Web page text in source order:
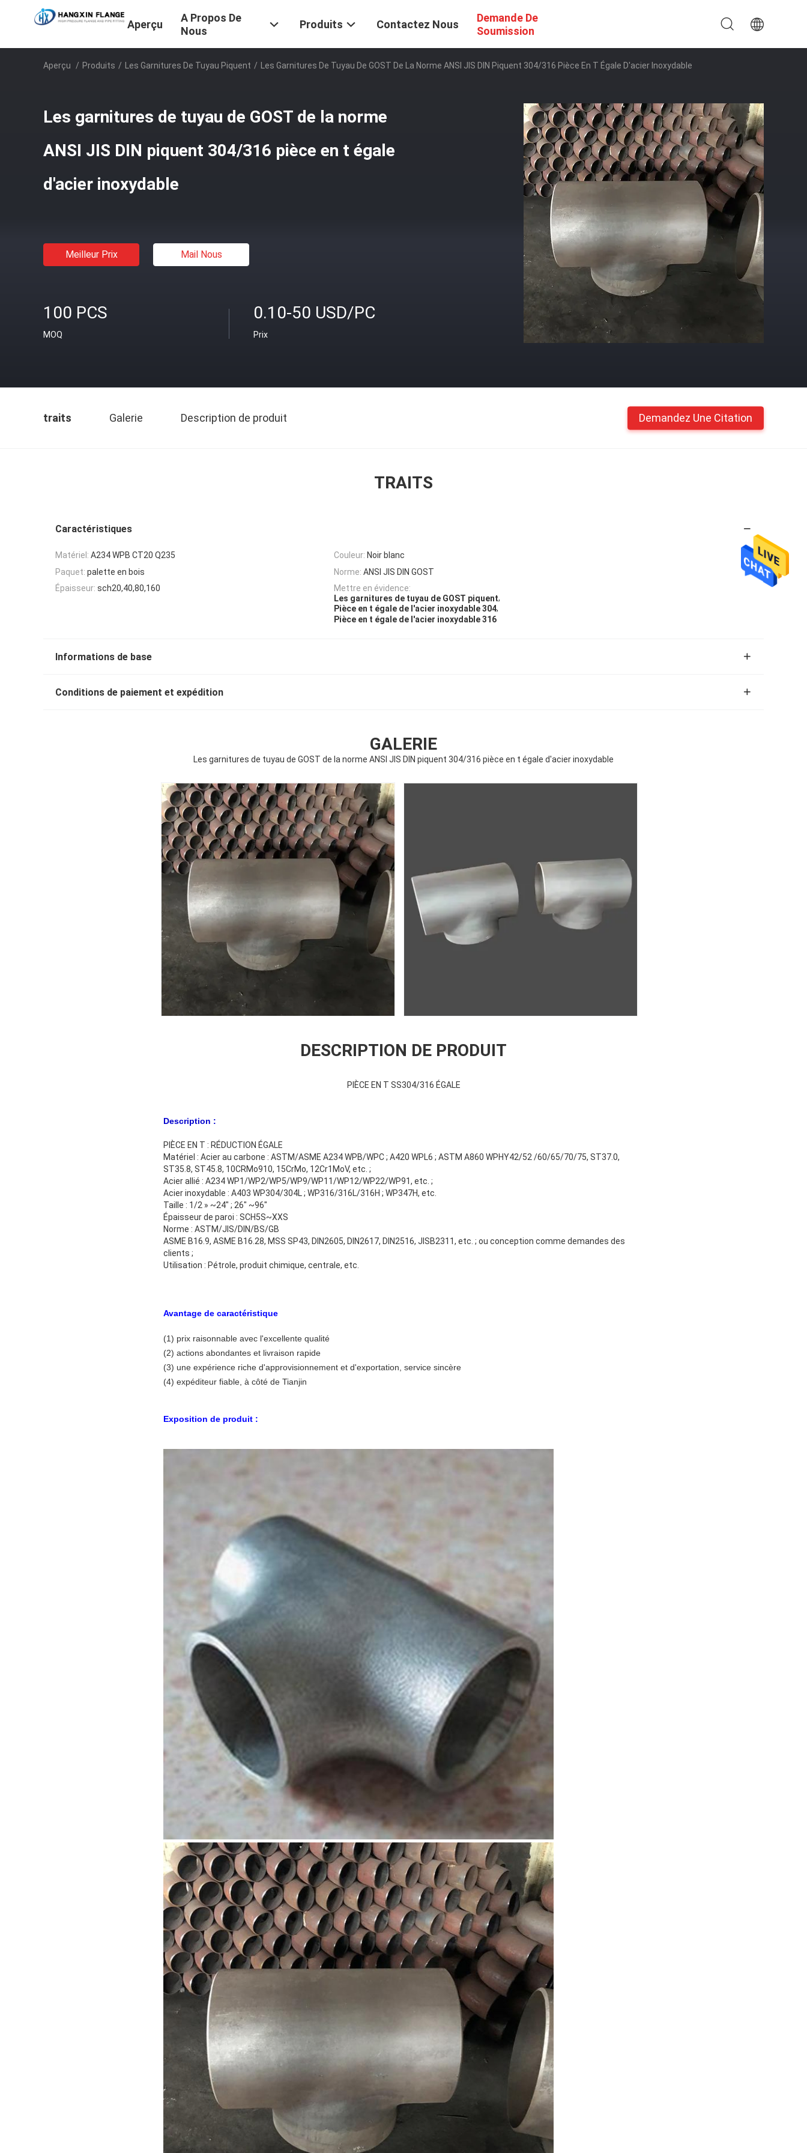
Laisser un message
SOUMETTRE
Aperçu
A Propos De
Nous
Produits Contactez Nous
Demande De
Soumission
Aperçu / Produits / Les Garnitures De Tuyau Piquent / Les Garnitures De Tuyau De GOST De La Norme ANSI JIS DIN Piquent 304/316 Pièce En T Égale D'acier Inoxydable
Les garnitures de tuyau de GOST de la norme
ANSI JIS DIN piquent 304/316 pièce en t égale
d'acier inoxydable
Meilleur Prix Mail Nous
100 PCS
MOQ
0.10-50 USD/PC
Prix
traits Galerie Description de produit Demandez Une Citation
TRAITS
Caractéristiques
Matériel: A234 WPB CT20 Q235 Couleur: Noir blanc
Paquet: palette en bois Norme: ANSI JIS DIN GOST
Épaisseur: sch20,40,80,160
Mettre en évidence:
Les garnitures de tuyau de GOST piquent,
Pièce en t égale de l'acier inoxydable 304,
Pièce en t égale de l'acier inoxydable 316
Informations de base
Conditions de paiement et expédition
GALERIE
Les garnitures de tuyau de GOST de la norme ANSI JIS DIN piquent 304/316 pièce en t égale d'acier inoxydable
DESCRIPTION DE PRODUIT
PIÈCE EN T SS304/316 ÉGALE
Description :
PIÈCE EN T : RÉDUCTION ÉGALE
Matériel : Acier au carbone : ASTM/ASME A234 WPB/WPC ; A420 WPL6 ; ASTM A860 WPHY42/52 /60/65/70/75, ST37.0,
ST35.8, ST45.8, 10CRMo910, 15CrMo, 12Cr1MoV, etc. ;
Acier allié : A234 WP1/WP2/WP5/WP9/WP11/WP12/WP22/WP91, etc. ;
Acier inoxydable : A403 WP304/304L ; WP316/316L/316H ; WP347H, etc.
Taille : 1/2 » ~24" ; 26" ~96"
Épaisseur de paroi : SCH5S~XXS
Norme : ASTM/JIS/DIN/BS/GB
ASME B16.9, ASME B16.28, MSS SP43, DIN2605, DIN2617, DIN2516, JISB2311, etc. ; ou conception comme demandes des
clients ;
Utilisation : Pétrole, produit chimique, centrale, etc.
Avantage de caractéristique
(1) prix raisonnable avec l'excellente qualité
(2) actions abondantes et livraison rapide
(3) une expérience riche d'approvisionnement et d'exportation, service sincère
(4) expéditeur fiable, à côté de Tianjin
Exposition de produit :